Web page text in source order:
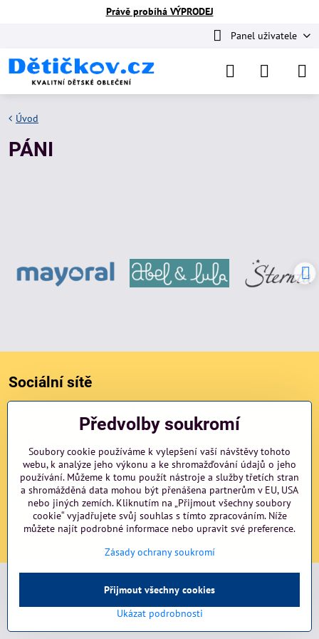
Právě probíhá VÝPRODEJ
Panel uživatele
Úvod
PÁNI
Sociální sítě
Důležité odkazy
NAVIGACE
©2026CopyrightPředvolby soukromíZásady ochrany soukromí
Předvolby soukromí
Soubory cookie používáme k vylepšení vaší návštěvy tohoto
webu, k analýze jeho výkonu a ke shromažďování údajů o jeho
používání. Můžeme k tomu použít nástroje a služby třetích stran
a shromážděná data mohou být přenášena partnerům v EU, USA
nebo jiných zemích. Kliknutím na „Přijmout všechny soubory
cookie“ vyjadřujete svůj souhlas s tímto zpracováním. Níže
můžete najít podrobné informace nebo upravit své preference.
Zásady ochrany soukromí
Ukázat podrobnosti
Přijmout všechny cookies